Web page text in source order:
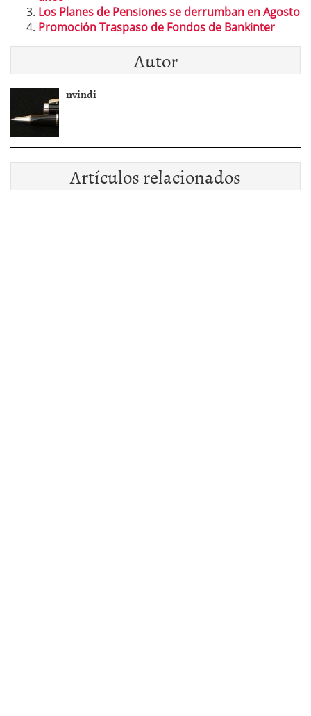
Los Planes de Pensiones se derrumban en Agosto
Promoción Traspaso de Fondos de Bankinter
Autor
nvindi
Artículos relacionados